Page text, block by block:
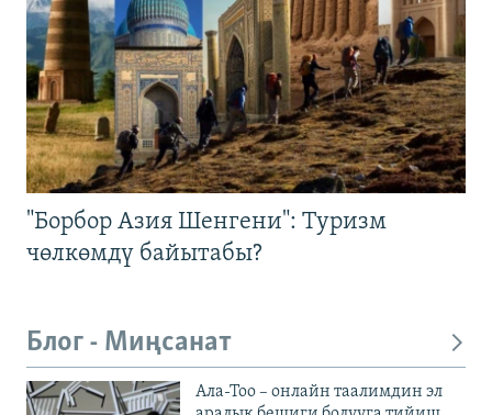
"Борбор Азия Шенгени": Туризм
чөлкөмдү байытабы?
Блог - Миңсанат
Ала-Тоо – онлайн таалимдин эл